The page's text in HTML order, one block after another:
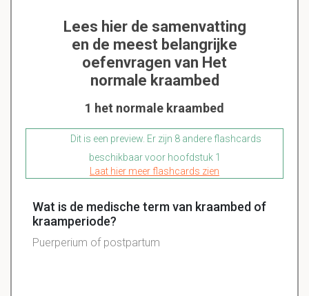
Lees hier de samenvatting
en de meest belangrijke
oefenvragen van Het
normale kraambed
1 het normale kraambed
Dit is een preview. Er zijn 8 andere flashcards
beschikbaar voor hoofdstuk 1
Laat hier meer flashcards zien
Wat is de medische term van kraambed of
kraamperiode?
Puerperium of postpartum